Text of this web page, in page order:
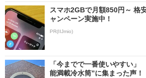
スマホ2GBで月額850円～ 格
ャンペーン実施中！
PR(IIJmio)
「今までで一番使いやすい
能満載冷水筒”に集まった声！